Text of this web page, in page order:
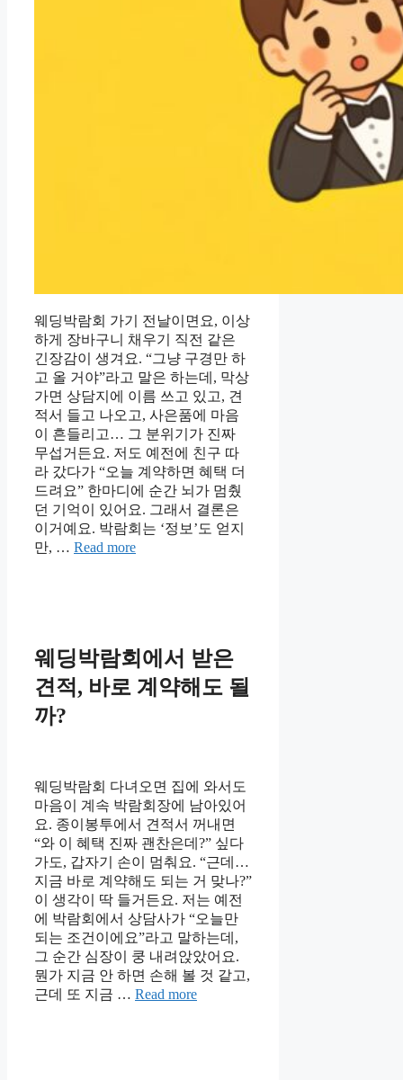
웨딩박람회 가기 전날이면요, 이상
하게 장바구니 채우기 직전 같은
긴장감이 생겨요. “그냥 구경만 하
고 올 거야”라고 말은 하는데, 막상
가면 상담지에 이름 쓰고 있고, 견
적서 들고 나오고, 사은품에 마음
이 흔들리고… 그 분위기가 진짜
무섭거든요. 저도 예전에 친구 따
라 갔다가 “오늘 계약하면 혜택 더
드려요” 한마디에 순간 뇌가 멈췄
던 기억이 있어요. 그래서 결론은
이거예요. 박람회는 ‘정보’도 얻지
만, … Read more
웨딩박람회에서 받은
견적, 바로 계약해도 될
까?
웨딩박람회 다녀오면 집에 와서도
마음이 계속 박람회장에 남아있어
요. 종이봉투에서 견적서 꺼내면
“와 이 혜택 진짜 괜찬은데?” 싶다
가도, 갑자기 손이 멈춰요. “근데…
지금 바로 계약해도 되는 거 맞나?”
이 생각이 딱 들거든요. 저는 예전
에 박람회에서 상담사가 “오늘만
되는 조건이에요”라고 말하는데,
그 순간 심장이 쿵 내려앉았어요.
뭔가 지금 안 하면 손해 볼 것 같고,
근데 또 지금 … Read more